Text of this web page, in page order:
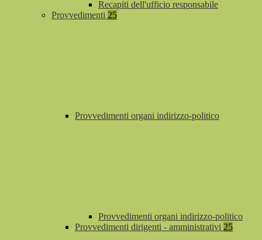
Recapiti dell'ufficio responsabile
Provvedimenti 25
Provvedimenti organi indirizzo-politico
Provvedimenti organi indirizzo-politico
Provvedimenti dirigenti - amministrativi 25